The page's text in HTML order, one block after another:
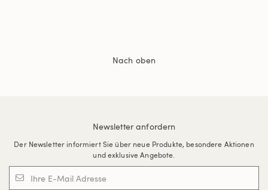
Nach oben
Newsletter anfordern
Der Newsletter informiert Sie über neue Produkte, besondere Aktionen
und exklusive Angebote.